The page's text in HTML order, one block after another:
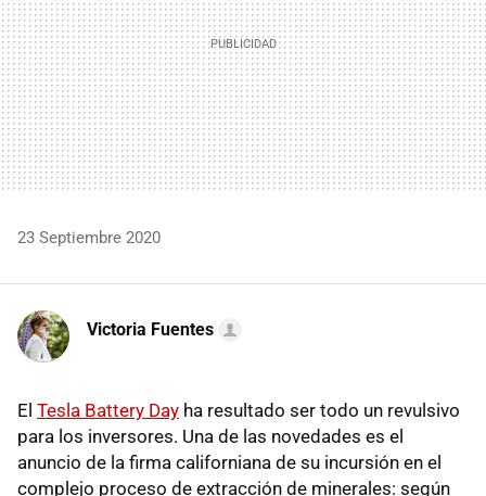
23 Septiembre 2020
Victoria Fuentes
El Tesla Battery Day ha resultado ser todo un revulsivo
para los inversores. Una de las novedades es el
anuncio de la firma californiana de su incursión en el
complejo proceso de extracción de minerales: según